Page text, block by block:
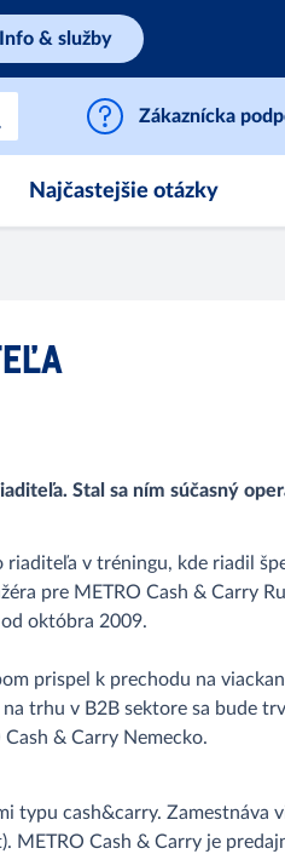
Info & služby
Zákaznícka
Najčastejšie otázky
Stal sa ním súčasný
v tréningu, kde riadil
pre METRO Cash & Carry
októbra 2009.
prispel k prechodu na
trhu v B2B sektore sa bude
& Carry Nemecko.
typu cash&carry. Zamestnáva
Cash & Carry je